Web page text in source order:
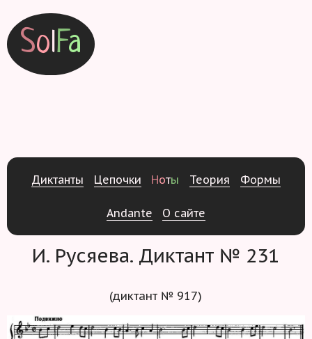
SolFa
Диктанты Цепочки Ноты Теория Формы
Andante О сайте
И. Русяева. Диктант № 231
(диктант № 917)